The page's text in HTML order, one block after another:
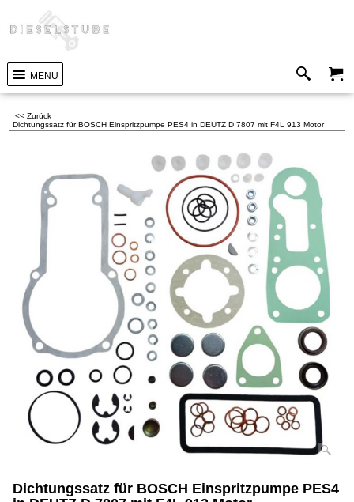
MENU
<< Zurück
Dichtungssatz für BOSCH Einspritzpumpe PES4 in DEUTZ D 7807 mit F4L 913 Motor
Dichtungssatz für BOSCH Einspritzpumpe PES4